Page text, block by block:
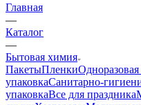
Главная
—
Каталог
—
Бытовая химия
ПакетыПленкиОдноразовая
упаковкаСанитарно-
упаковкаВсе для праздника